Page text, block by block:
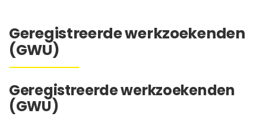
Geregistreerde werkzoekenden
(GWU)
Geregistreerde werkzoekenden
(GWU)